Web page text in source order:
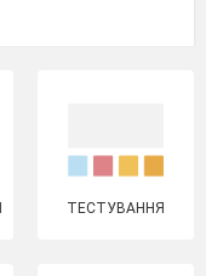
ТЕСТУВАННЯ